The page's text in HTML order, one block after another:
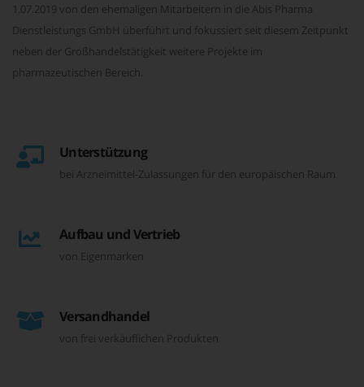
1.07.2019 von den ehemaligen Mitarbeitern in die Abis Pharma
Dienstleistungs GmbH überführt und fokussiert seit diesem Zeitpunkt
neben der Großhandelstätigkeit weitere Projekte im
pharmazeutischen Bereich.
Unterstützung
bei Arzneimittel-Zulassungen für den europäischen Raum
Aufbau und Vertrieb
von Eigenmarken
Versandhandel
von frei verkäuflichen Produkten